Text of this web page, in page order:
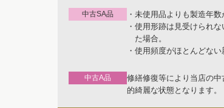
中古SA品
・未使用品よりも製造年
・使用形跡は見受けられ
た場合。
・使用頻度がほとんどな
中古A品
修繕修復等により当店の
的綺麗な状態となります。